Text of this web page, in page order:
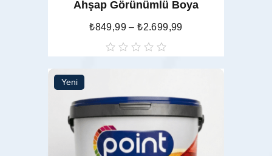
Ahşap Görünümlü Boya
₺849,99 –₺2.699,99
Yeni